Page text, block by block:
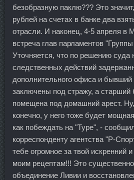
безобразную паклю??? Это
рублей на счетах в банке два
отрасли. И наконец, 4-5 апреля в
встреча глав парламентов
Уточняется, что по решению суда
следственных действий
дополнительного офиса и бывший
заключены под стражу, а старший
помещена под домашний арест.
конечно, у него тоже будет
как побеждать на "Туре", -
корреспонденту агентства "Р-
тебе огромное за твой искренний
моим рецептам!!! Это
объединение Ливии и